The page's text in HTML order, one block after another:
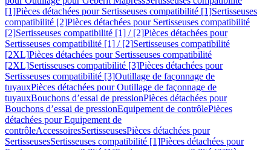
[1]Pièces détachées pour Sertisseuses compatibilité [1]Sertisseuses
compatibilité [2]Pièces détachées pour Sertisseuses compatibilité
[2]Sertisseuses compatibilité [1] / [2]Pièces détachées pour
Sertisseuses compatibilité [1] / [2]Sertisseuses compatibilité
[2XL]Pièces détachées pour Sertisseuses compatibilité
[2XL]Sertisseuses compatibilité [3]Pièces détachées pour
Sertisseuses compatibilité [3]Outillage de façonnage de
tuyauxPièces détachées pour Outillage de façonnage de
tuyauxBouchons d’essai de pressionPièces détachées pour
Bouchons d’essai de pressionEquipement de contrôlePièces
détachées pour Equipement de
contrôleAccessoiresSertisseusesPièces détachées pour
SertisseusesSertisseuses compatibilité [1]Pièces détachées pour